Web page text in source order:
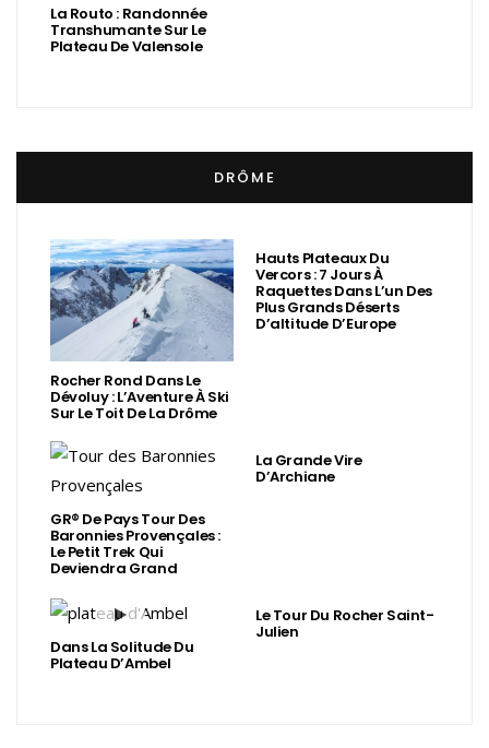
La Routo : Randonnée
Transhumante Sur Le
Plateau De Valensole
DRÔME
Rocher Rond Dans Le
Dévoluy : L’Aventure À Ski
Sur Le Toit De La Drôme
Hauts Plateaux Du
Vercors : 7 Jours À
Raquettes Dans L’un Des
Plus Grands Déserts
D’altitude D’Europe
GR® De Pays Tour Des
Baronnies Provençales :
Le Petit Trek Qui
Deviendra Grand
La Grande Vire
D’Archiane
Dans La Solitude Du
Plateau D’Ambel
Le Tour Du Rocher Saint-
Julien